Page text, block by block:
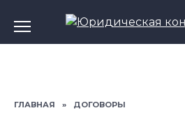
содержанию
ГЛАВНАЯ » ДОГОВОРЫ